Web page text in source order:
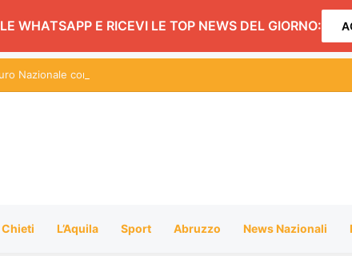
WHATSAPP E RICEVI LE TOP NEWS DEL GIORNO:
Nazionale contro l’ostello per migranti vittime di caporalato a
Chieti L’Aquila Sport Abruzzo News Nazionali